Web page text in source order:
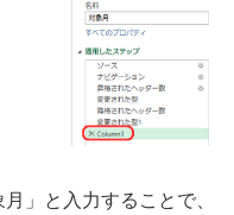
」と入力することで、